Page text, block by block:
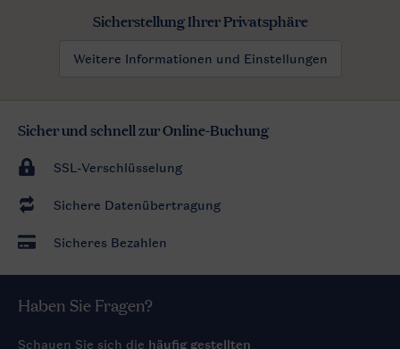
Sicherstellung Ihrer Privatsphäre
Weitere Informationen und Einstellungen
Sicher und schnell zur Online-Buchung
SSL-Verschlüsselung
Sichere Datenübertragung
Sicheres Bezahlen
Haben Sie Fragen?
Schauen Sie sich die häufig gestellten